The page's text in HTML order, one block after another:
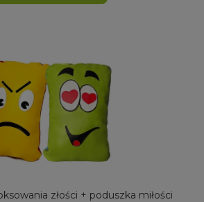
złości + poduszka miłości